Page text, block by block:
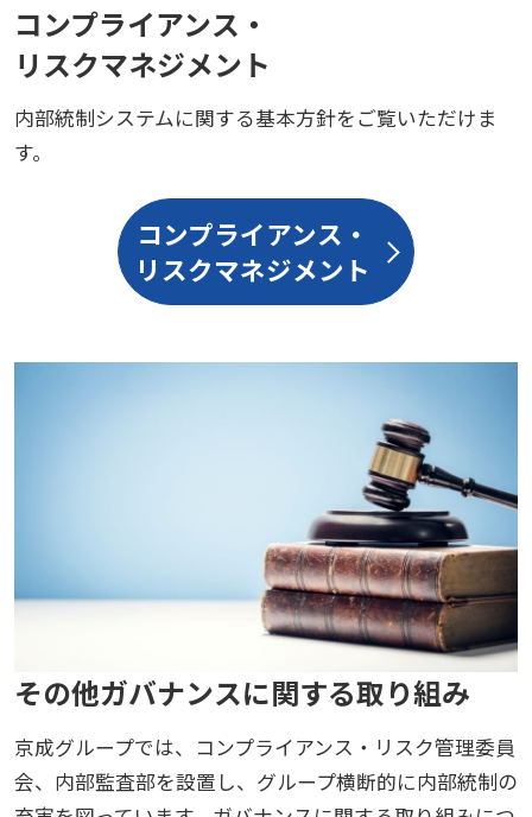
コンプライアンス・
リスクマネジメント
内部統制システムに関する基本方針をご覧いただけま
す。
コンプライアンス・
リスクマネジメント
その他ガバナンスに関する取り組み
京成グループでは、コンプライアンス・リスク管理委員
会、内部監査部を設置し、グループ横断的に内部統制の